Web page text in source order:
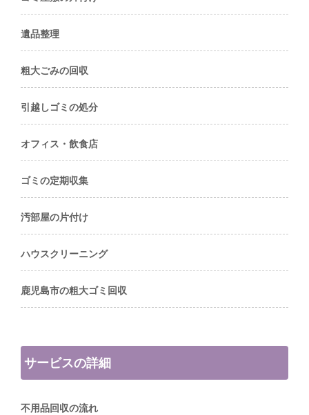
遺品整理
粗大ごみの回収
引越しゴミの処分
オフィス・飲食店
ゴミの定期収集
汚部屋の片付け
ハウスクリーニング
鹿児島市の粗大ゴミ回収
サービスの詳細
不用品回収の流れ